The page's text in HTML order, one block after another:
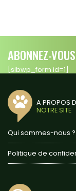
ABONNEZ-
[sibwp_form id=1]
A PROPOS
NOTRE SITE
Qui sommes-nous ?
Politique de